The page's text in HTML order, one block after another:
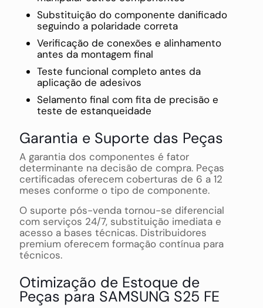
Substituição do componente danificado
seguindo a polaridade correta
Verificação de conexões e alinhamento
antes da montagem final
Teste funcional completo antes da
aplicação de adesivos
Selamento final com fita de precisão e
teste de estanqueidade
Garantia e Suporte das Peças
A garantia dos componentes é fator
determinante na decisão de compra. Peças
certificadas oferecem coberturas de 6 a 12
meses conforme o tipo de componente.
O suporte pós-venda tornou-se diferencial
com serviços 24/7, substituição imediata e
acesso a bases técnicas. Distribuidores
premium oferecem formação contínua para
técnicos.
Otimização de Estoque de
Peças para SAMSUNG S25 FE